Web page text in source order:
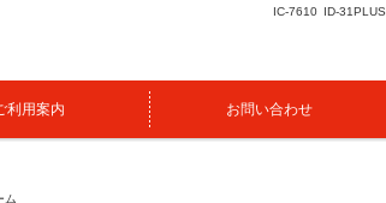
IC-7610 ID-31PLUS
利用案内 お問い合わせ
ム